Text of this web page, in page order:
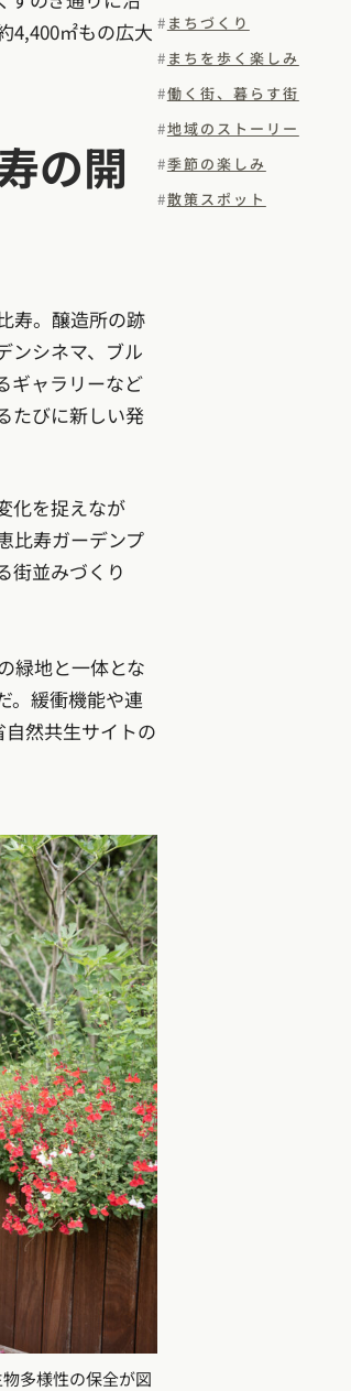
4,400㎡もの広大
の開
寿。醸造所の跡
ンシネマ、ブル
ギャラリーなど
たびに新しい発
化を捉えなが
比寿ガーデンプ
街並みづくり
緑地と一体とな
。緩衝機能や連
然共生サイトの
多様性の保全が図
まちづくり
まちを歩く楽しみ
働く街、暮らす街
地域のストーリー
季節の楽しみ
散策スポット